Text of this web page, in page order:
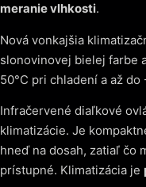
meranie vlhkosti.
Nová vonkajšia
slonovinovej bielej farbe
50°C pri chladení a až
Infračervené diaľkové
klimatizácie. Je
hneď na dosah, zatiaľ čo
prístupné. Klimatizácia je